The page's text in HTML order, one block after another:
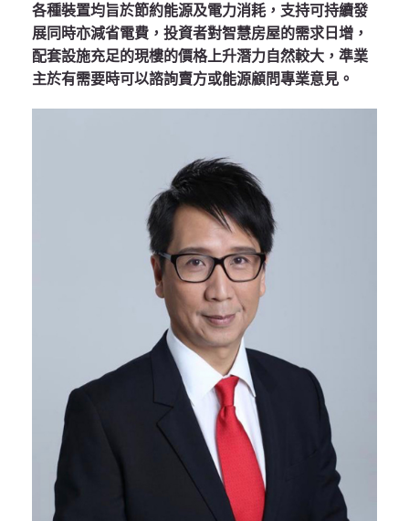
各種裝置均旨於節約能源及電力消耗，支持可持續發
展同時亦減省電費，投資者對智慧房屋的需求日增，
配套設施充足的現樓的價格上升潛力自然較大，準業
主於有需要時可以諮詢賣方或能源顧問專業意見。